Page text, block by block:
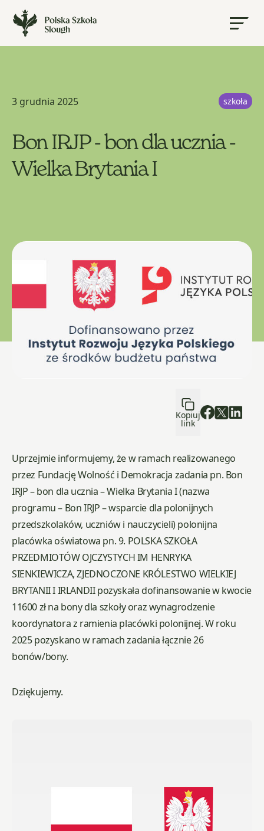
Kopiuj
link
3 grudnia 2025 szkoła
Bon IRJP - bon dla ucznia -
Wielka Brytania I
Uprzejmie informujemy, że w ramach realizowanego
przez Fundację Wolność i Demokracja zadania pn. Bon
IRJP – bon dla ucznia – Wielka Brytania I (nazwa
programu – Bon IRJP – wsparcie dla polonijnych
przedszkolaków, uczniów i nauczycieli) polonijna
placówka oświatowa pn. 9. POLSKA SZKOŁA
PRZEDMIOTÓW OJCZYSTYCH IM HENRYKA
SIENKIEWICZA, ZJEDNOCZONE KRÓLESTWO WIELKIEJ
BRYTANII I IRLANDII pozyskała dofinansowanie w kwocie
11600 zł na bony dla szkoły oraz wynagrodzenie
koordynatora z ramienia placówki polonijnej. W roku
2025 pozyskano w ramach zadania łącznie 26
bonów/bony.
Dziękujemy.